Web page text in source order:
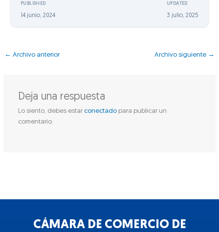
PUBLISHED
14 junio, 2024
UPDATED
3 julio, 2025
← Archivo anterior Archivo siguiente →
Deja una respuesta
Lo siento, debes estar conectadopara publicar un
comentario.
CÁMARA DE COMERCIO DE